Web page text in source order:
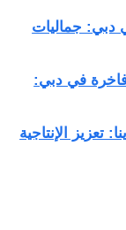
دبي: جماليات
في دبي:
الإنتاجية